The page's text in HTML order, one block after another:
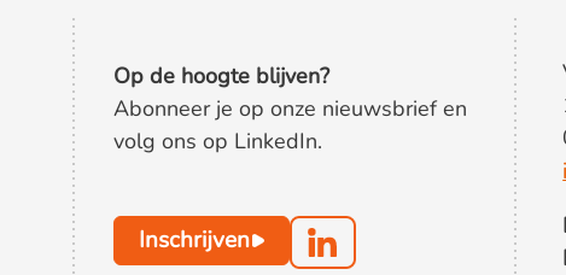
Op de hoogte blijven?
Abonneer je op onze nieuwsbrief en
volg ons op LinkedIn.
Inschrijven